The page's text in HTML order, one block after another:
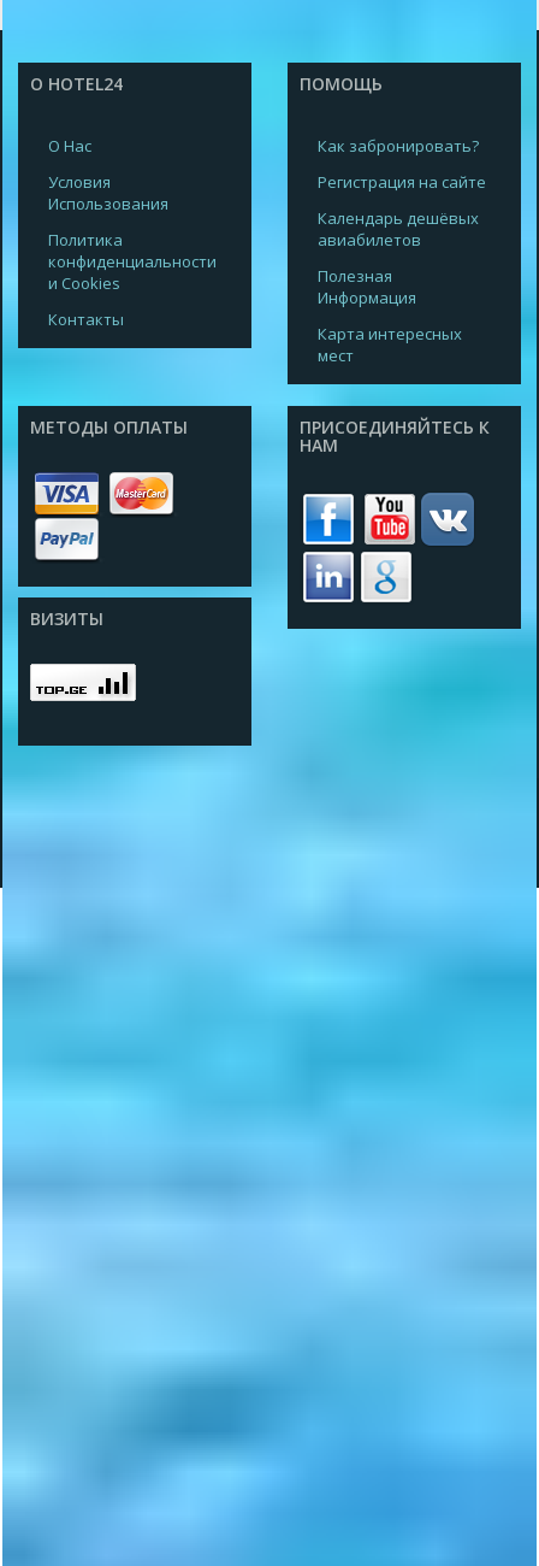
О HOTEL24
О Нас
Условия
Использования
Политика
конфиденциальности
и Cookies
Контакты
ПОМОЩЬ
Как забронировать?
Регистрация на сайте
Календарь дешёвых
авиабилетов
Полезная
Информация
Карта интересных
мест
МЕТОДЫ ОПЛАТЫ
ВИЗИТЫ
ПРИСОЕДИНЯЙТЕСЬ К
НАМ